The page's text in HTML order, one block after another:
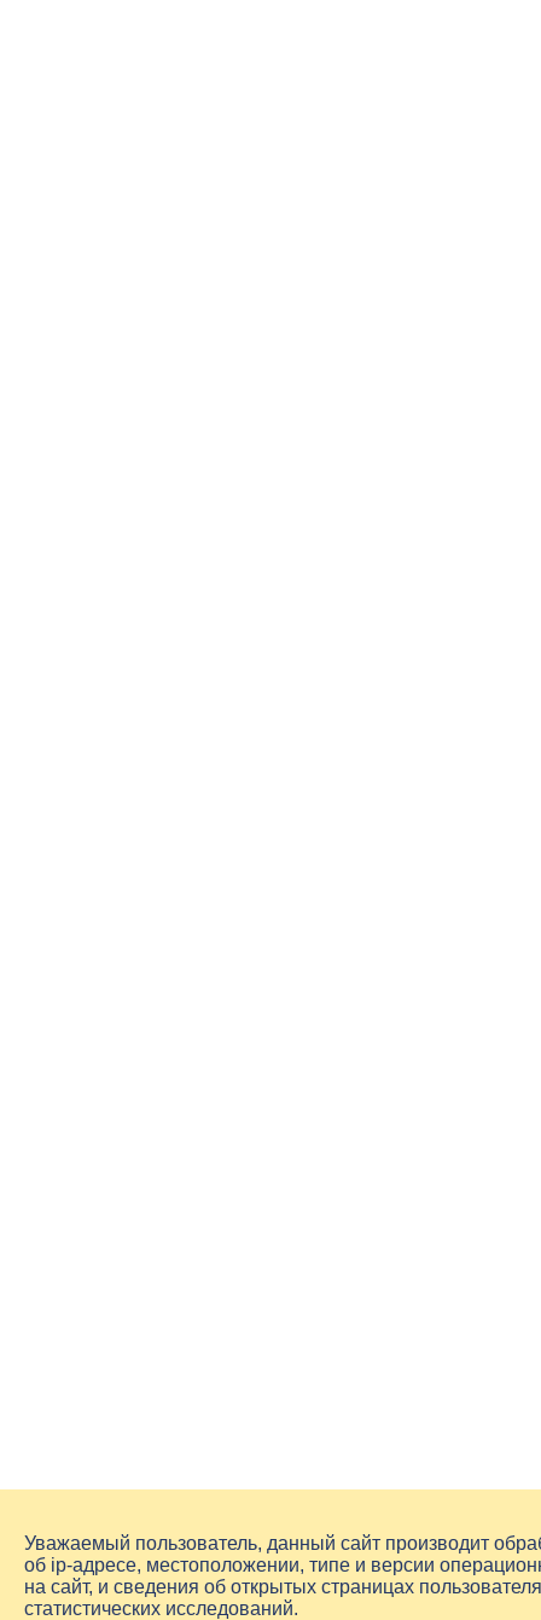
Уважаемый пользователь, данный сайт производит
об ip-адресе, местоположении, типе и версии
на сайт, и сведения об открытых страницах
статистических исследований.